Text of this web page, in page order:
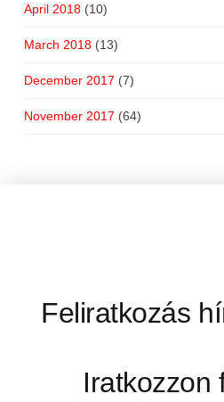
April 2018(10)
March 2018(13)
December 2017 (7)
November 2017 (64)
Feliratkozás
Iratkozzon